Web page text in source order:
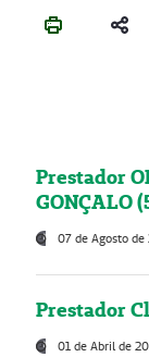
Prestador
GONÇALO
07 de Agosto de
Prestador
01 de Abril de